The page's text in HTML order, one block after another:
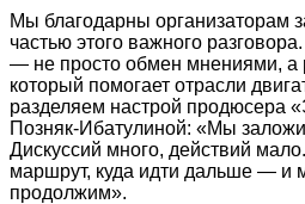
Мы благодарны организаторам
частью этого важного
— не просто обмен мнениями, а
который помогает отрасли
разделяем настрой продюсера
Позняк‑Ибатулиной: «Мы
Дискуссий много, действий
маршрут, куда идти дальше — и
продолжим».